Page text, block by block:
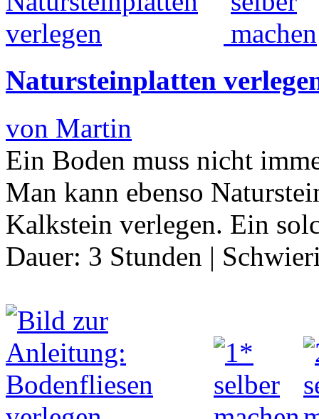
Natursteinplatten
von Martin
Ein Boden muss nicht
Man kann ebenso
Kalkstein verlegen. Ein
Dauer: 3 Stunden |